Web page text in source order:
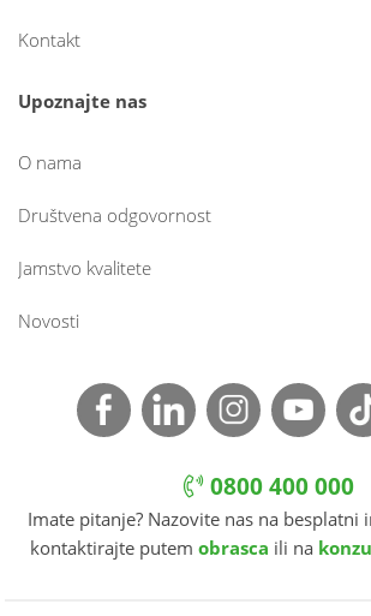
Kontakt
Upoznajte nas
O nama
Društvena odgovornost
Jamstvo kvalitete
Novosti
0800 400 000
Imate pitanje? Nazovite nas na besplatni
kontaktirajte putem obrasca ili na